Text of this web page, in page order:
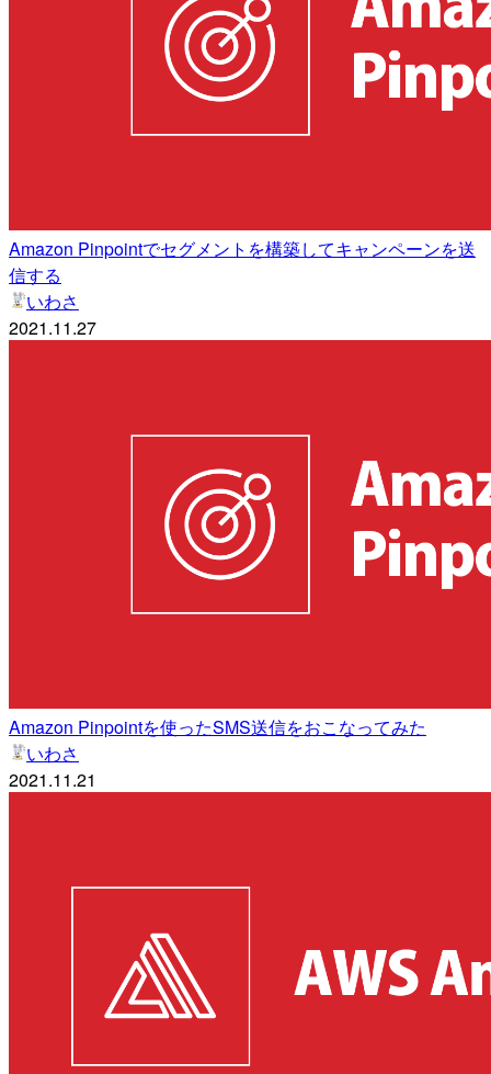
Amazon Pinpointでセグメントを構築してキャンペーンを送
信する
いわさ
2021.11.27
Amazon Pinpointを使ったSMS送信をおこなってみた
いわさ
2021.11.21